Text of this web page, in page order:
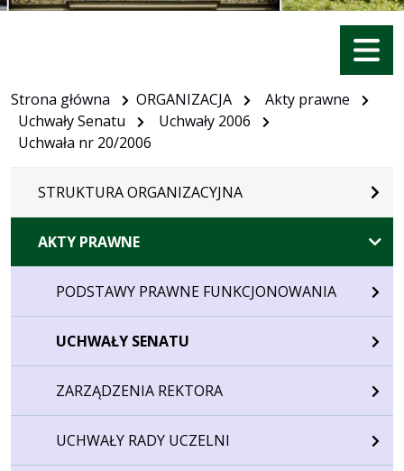
Menu
Strona główna ORGANIZACJA
Akty prawne
Uchwały Senatu
Uchwały 2006
Uchwała nr 20/2006
STRUKTURA ORGANIZACYJNA
AKTY PRAWNE
PODSTAWY PRAWNE FUNKCJONOWANIA
UCHWAŁY SENATU
ZARZĄDZENIA REKTORA
UCHWAŁY RADY UCZELNI